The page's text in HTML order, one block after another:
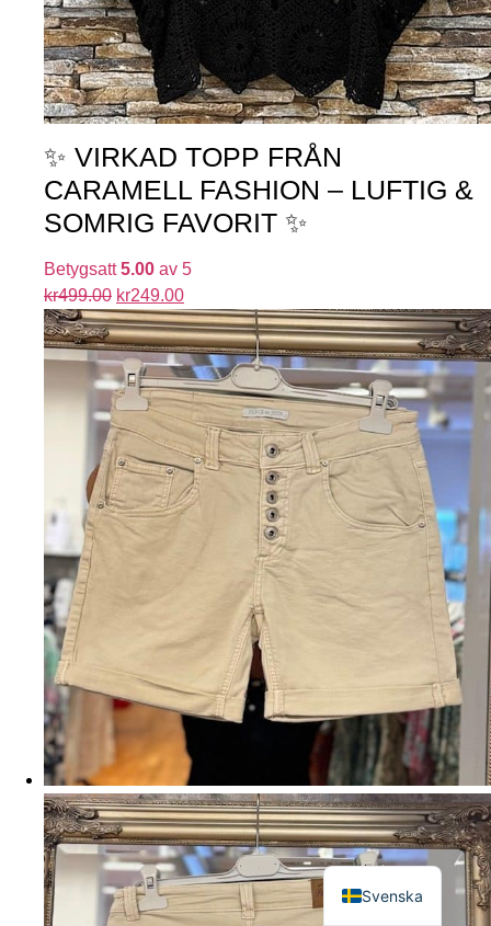
✨ VIRKAD TOPP FRÅN
CARAMELL FASHION – LUFTIG &
SOMRIG FAVORIT ✨
Betygsatt5.00 av 5
kr499.00 kr249.00
Svenska
English